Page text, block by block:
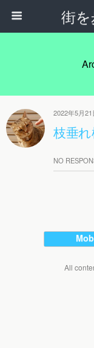
街
2022年5月21
枝垂
NO
All